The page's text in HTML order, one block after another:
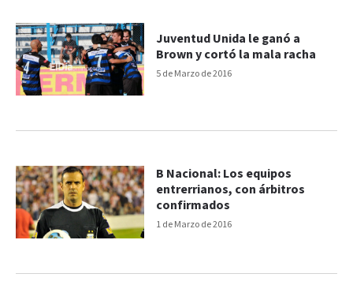
5 de Marzo de 2016
Juventud Unida le ganó a
Brown y cortó la mala racha
1 de Marzo de 2016
B Nacional: Los equipos
entrerrianos, con árbitros
confirmados